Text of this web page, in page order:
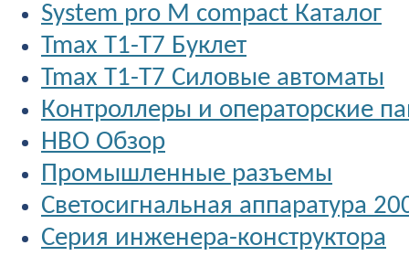
System pro M compact Каталог
Tmax T1-T7 Буклет
Tmax T1-T7 Силовые автоматы
Контроллеры и операторские
НВО Обзор
Промышленные разъемы
Светосигнальная аппаратура
Серия инженера-конструктора